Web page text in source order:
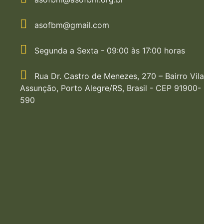
asofbm@gmail.com
Segunda a Sexta - 09:00 às 17:00 horas
Rua Dr. Castro de Menezes, 270 – Bairro Vila
Assunção, Porto Alegre/RS, Brasil - CEP 91900-
590